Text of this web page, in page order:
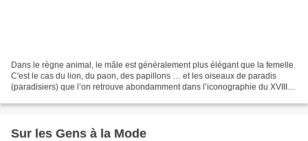
Dans le règne animal, le mâle est généralement plus élégant que la femelle.
C'est le cas du lion, du paon, des papillons … et les oiseaux de paradis
(paradisiers) que l’on retrouve abondamment dans l’iconographie du XVIIIe
Sur les Gens à la Mode